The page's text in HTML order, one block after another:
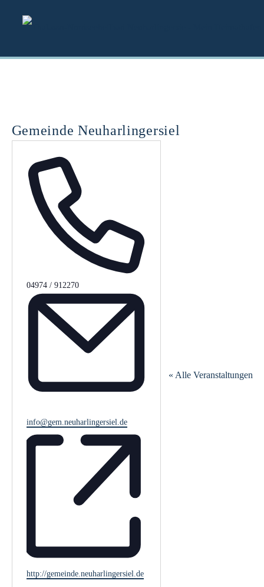
Gemeinde Neuharlingersiel
« Alle Veranstaltungen
T
04974 / 912270
E
m
info@gem.neuharlingersiel.de
W
http://gemeinde.neuharlingersiel.de